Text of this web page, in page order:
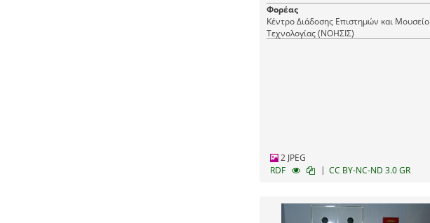
Φορέας
Κέντρο Διάδοσης Επιστημών και Μουσείο
Τεχνολογίας (ΝΟΗΣΙΣ)
2 JPEG
RDF
| CC BY-NC-ND 3.0 GR